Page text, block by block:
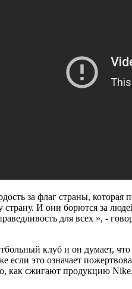
за флаг страны,
страну. И они борются за
для всех », -
клуб и он думает,
если это означает
как сжигают продукцию